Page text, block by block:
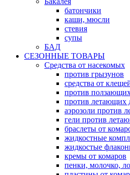
батончики
каши, мюсли
стевия
супы
БАД
СЕЗОННЫЕ ТОВАРЫ
Средства от насекомых
против грызунов
средства от
против
против летающих
аэрозоли против
гели против
браслеты от
жидкостные
жидкостые
кремы от комаров
пенки, молочко,